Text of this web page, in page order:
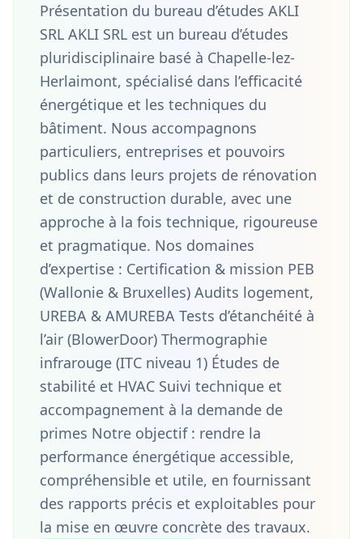
Présentation du bureau d’études AKLI
SRL AKLI SRL est un bureau d’études
pluridisciplinaire basé à Chapelle-lez-
Herlaimont, spécialisé dans l’efficacité
énergétique et les techniques du
bâtiment. Nous accompagnons
particuliers, entreprises et pouvoirs
publics dans leurs projets de rénovation
et de construction durable, avec une
approche à la fois technique, rigoureuse
et pragmatique. Nos domaines
d’expertise : Certification & mission PEB
(Wallonie & Bruxelles) Audits logement,
UREBA & AMUREBA Tests d’étanchéité à
l’air (BlowerDoor) Thermographie
infrarouge (ITC niveau 1) Études de
stabilité et HVAC Suivi technique et
accompagnement à la demande de
primes Notre objectif : rendre la
performance énergétique accessible,
compréhensible et utile, en fournissant
des rapports précis et exploitables pour
la mise en œuvre concrète des travaux.